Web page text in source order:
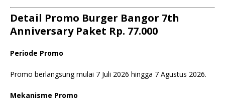
Detail Promo Burger Bangor 7th
Anniversary Paket Rp. 77.000
Periode Promo
Promo berlangsung mulai 7 Juli 2026 hingga 7 Agustus 2026.
Mekanisme Promo